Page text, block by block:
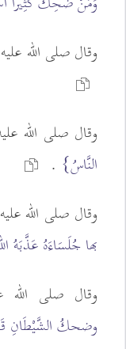
وقال صلى الله
وقال صلى الله
النَّاسُ} .
وقال صلى الله
بها جُلَسَاءَهُ عَذَّبَهُ
وقال صلى الله
وضحكُ الشَّيْطَانِ